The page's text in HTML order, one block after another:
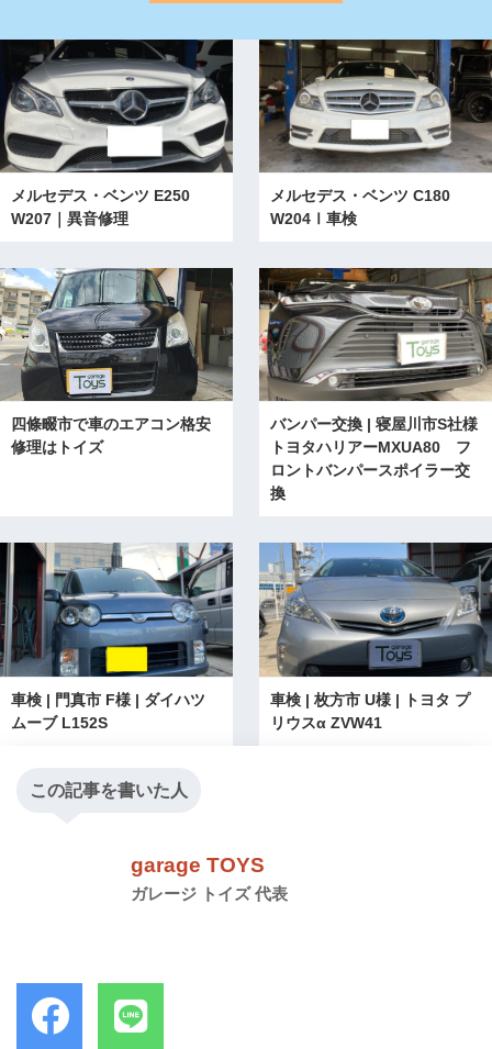
メルセデス・ベンツ E250
W207｜異音修理
メルセデス・ベンツ C180
W204Ⅰ車検
四條畷市で車のエアコン格安
修理はトイズ
バンパー交換 | 寝屋川市S社様
トヨタハリアーMXUA80 フ
ロントバンパースポイラー交
換
車検 | 門真市 F様 | ダイハツ
ムーブ L152S
車検 | 枚方市 U様 | トヨタ プ
リウスα ZVW41
この記事を書いた人
garage TOYS
ガレージ トイズ 代表